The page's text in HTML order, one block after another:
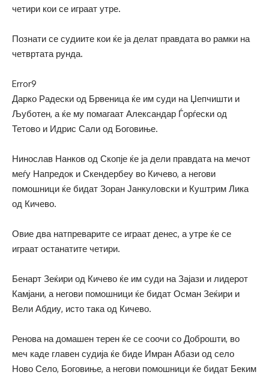
четири кои се играат утре.
Познати се судиите кои ќе ја делат правдата во рамки на
четвртата рунда.
Error9
Дарко Радески од Брвеница ќе им суди на Џепчишти и
Љуботен, а ќе му помагаат Александар Ѓорѓески од
Тетово и Идрис Сали од Боговиње.
Нинослав Нанков од Скопје ќе ја дели правдата на мечот
меѓу Напредок и Скендербеу во Кичево, а негови
помошници ќе бидат Зоран Јанкуловски и Куштрим Лика
од Кичево.
Овие два натпреварите се играат денес, а утре ќе се
играат останатите четири.
Бенарт Зеќири од Кичево ќе им суди на Зајази и лидерот
Камјани, а негови помошници ќе бидат Осман Зеќири и
Вели Абдиу, исто така од Кичево.
Ренова на домашен терен ќе се соочи со Доброшти, во
меч каде главен судија ќе биде Имран Абази од село
Ново Село, Боговиње, а негови помошници ќе бидат Беким